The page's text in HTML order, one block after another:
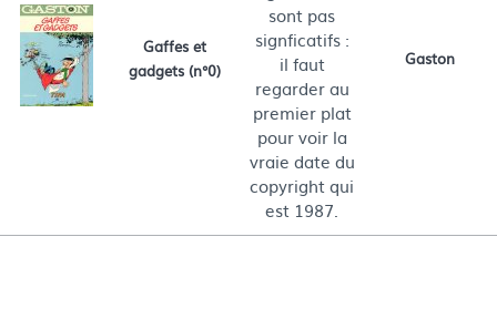
Gaffes et
gadgets (n°0)
sont pas
signficatifs :
il faut
regarder au
premier plat
pour voir la
vraie date du
copyright qui
est 1987.
Gaston